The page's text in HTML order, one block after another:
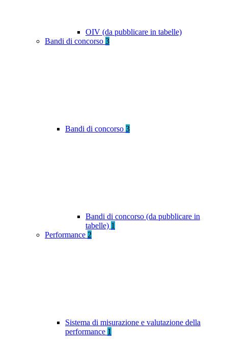
OIV (da pubblicare in tabelle)
Bandi di concorso 3
Bandi di concorso 3
Bandi di concorso (da pubblicare in
tabelle) 1
Performance 2
Sistema di misurazione e valutazione della
performance 1